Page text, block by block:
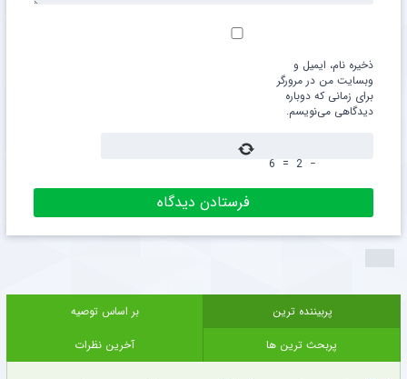
ذخیره نام، ایمیل و
وبسایت من در مرورگر
برای زمانی که دوباره
دیدگاهی می‌نویسم.
−
2
=
6
پربیننده ترین
بر اساس توصیه
پربحث ترین ها
آخرین نظرات